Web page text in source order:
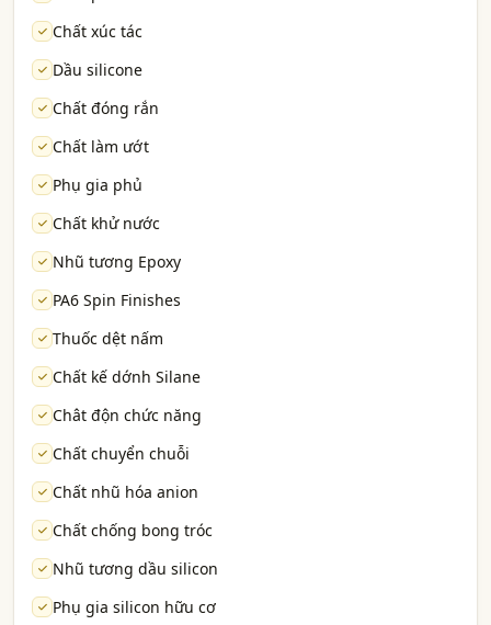
Chất xúc tác
Dầu silicone
Chất đóng rắn
Chất làm ướt
Phụ gia phủ
Chất khử nước
Nhũ tương Epoxy
PA6 Spin Finishes
Thuốc dệt nấm
Chất kế dớnh Silane
Chât độn chức năng
Chất chuyển chuỗi
Chất nhũ hóa anion
Chất chống bong tróc
Nhũ tương dầu silicon
Phụ gia silicon hữu cơ